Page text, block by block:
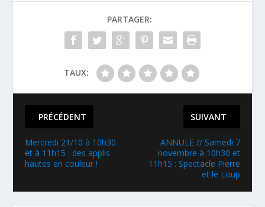
PARTAGER:
TAUX:
PRÉCÉDENT
Mercredi 21/10 à 10h30
et à 11h15 : des applis
hautes en couleur !
SUIVANT
ANNULE // Samedi 7
novembre à 10h30 et
11h15 : Spectacle Pierre
et le Loup